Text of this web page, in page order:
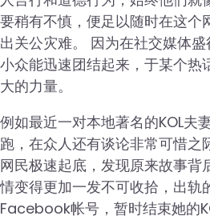
要稍有不慎，便足以随时在这个
出关公灾难。 因为在社交媒体
小众能迅速团结起来，于某个热
大的力量。
例如最近一对本地著名的KOL夫
跑，在众人还有谈论非常可惜之
网民极速起底，发现原来故事背
情变得更加一发不可收拾，出轨
Facebook帐号，暂时结束她的